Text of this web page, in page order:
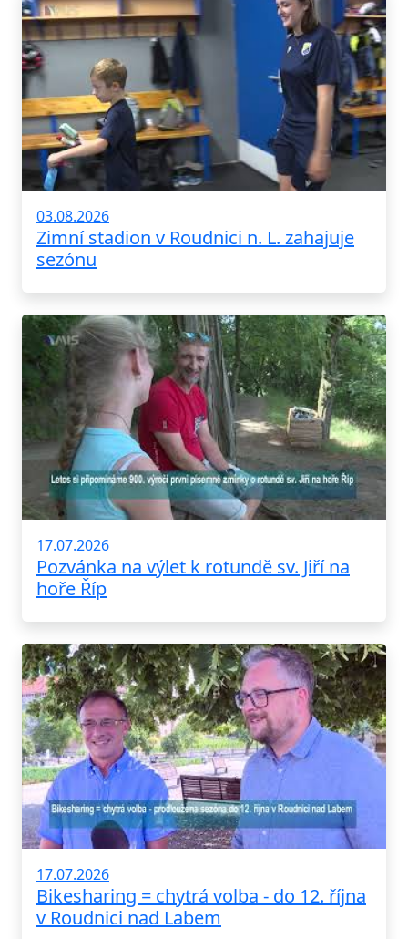
03.08.2026
Zimní stadion v Roudnici n. L. zahajuje
sezónu
17.07.2026
Pozvánka na výlet k rotundě sv. Jiří na
hoře Říp
17.07.2026
Bikesharing = chytrá volba - do 12. října
v Roudnici nad Labem